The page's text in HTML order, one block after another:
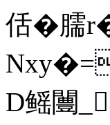
佸�臑
D鳐闦